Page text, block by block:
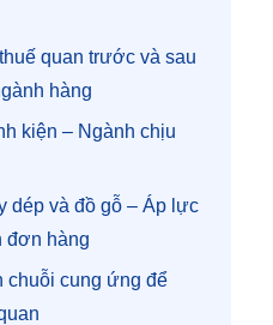
quan trước và sau
hàng
kiện – Ngành chịu
dép và đồ gỗ – Áp lực
đơn hàng
chuỗi cung ứng để